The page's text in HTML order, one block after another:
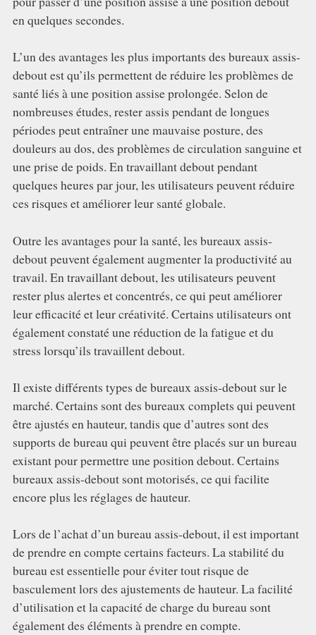
en quelques secondes.
L’un des avantages les plus importants des bureaux assis-
debout est qu’ils permettent de réduire les problèmes de
santé liés à une position assise prolongée. Selon de
nombreuses études, rester assis pendant de longues
périodes peut entraîner une mauvaise posture, des
douleurs au dos, des problèmes de circulation sanguine et
une prise de poids. En travaillant debout pendant
quelques heures par jour, les utilisateurs peuvent réduire
ces risques et améliorer leur santé globale.
Outre les avantages pour la santé, les bureaux assis-
debout peuvent également augmenter la productivité au
travail. En travaillant debout, les utilisateurs peuvent
rester plus alertes et concentrés, ce qui peut améliorer
leur efficacité et leur créativité. Certains utilisateurs ont
également constaté une réduction de la fatigue et du
stress lorsqu’ils travaillent debout.
Il existe différents types de bureaux assis-debout sur le
marché. Certains sont des bureaux complets qui peuvent
être ajustés en hauteur, tandis que d’autres sont des
supports de bureau qui peuvent être placés sur un bureau
existant pour permettre une position debout. Certains
bureaux assis-debout sont motorisés, ce qui facilite
encore plus les réglages de hauteur.
Lors de l’achat d’un bureau assis-debout, il est important
de prendre en compte certains facteurs. La stabilité du
bureau est essentielle pour éviter tout risque de
basculement lors des ajustements de hauteur. La facilité
d’utilisation et la capacité de charge du bureau sont
également des éléments à prendre en compte.